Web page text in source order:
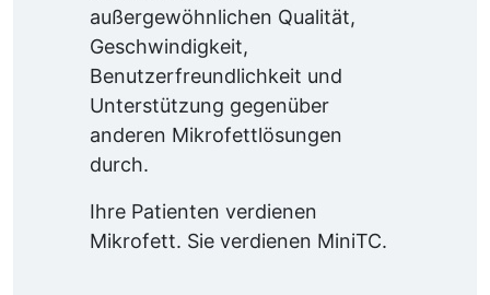
außergewöhnlichen Qualität,
Geschwindigkeit,
Benutzerfreundlichkeit und
Unterstützung gegenüber
anderen Mikrofettlösungen
durch.
Ihre Patienten verdienen
Mikrofett. Sie verdienen MiniTC.